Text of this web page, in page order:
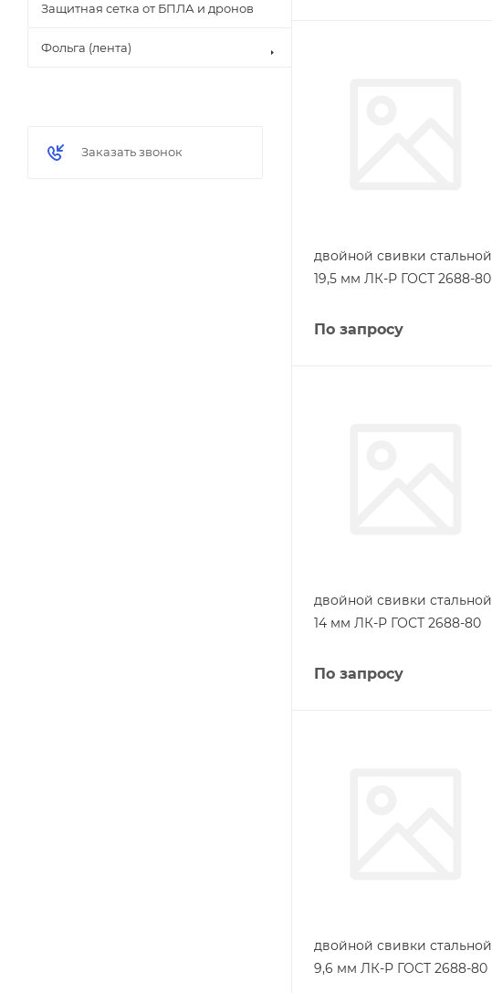
двойной свивки стальной
19,5 мм ЛК-Р ГОСТ 2688-80
По запросу
двойной свивки стальной
14 мм ЛК-Р ГОСТ 2688-80
По запросу
двойной свивки стальной
9,6 мм ЛК-Р ГОСТ 2688-80
Защитная сетка от БПЛА и дронов
Фольга (лента)
Заказать звонок